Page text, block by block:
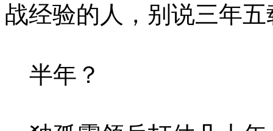
战经验的人，别说三年
半年？